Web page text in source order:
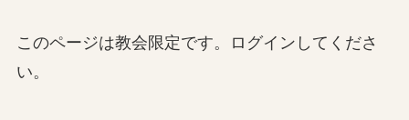
このページは教会限定です。ログインしてくださ
い。